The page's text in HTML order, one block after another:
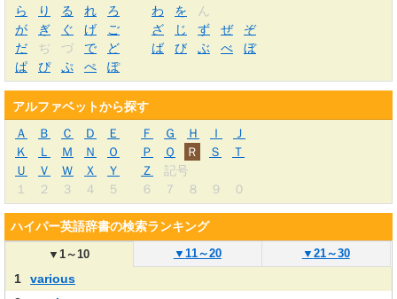
ら
り る れ ろ わ を
ん
が
ぎ ぐ げ ご ざ じ ず ぜ
ぞ
だ
ぢ づ で ど ば び ぶ べ
ぼ
ぱ
ぴ ぷ ぺ ぽ
アルファベットから探す
Ａ
Ｂ Ｃ Ｄ Ｅ Ｆ Ｇ Ｈ Ｉ
Ｊ
Ｋ
Ｌ Ｍ Ｎ Ｏ Ｐ Ｑ Ｒ Ｓ
Ｔ
Ｕ
Ｖ Ｗ Ｘ Ｙ Ｚ
記号
１
２ ３ ４ ５ ６ ７ ８ ９ ０
ハイパー英語辞書の検索ランキング
▼1～10 ▼ 11～20 ▼ 21～30
1
various